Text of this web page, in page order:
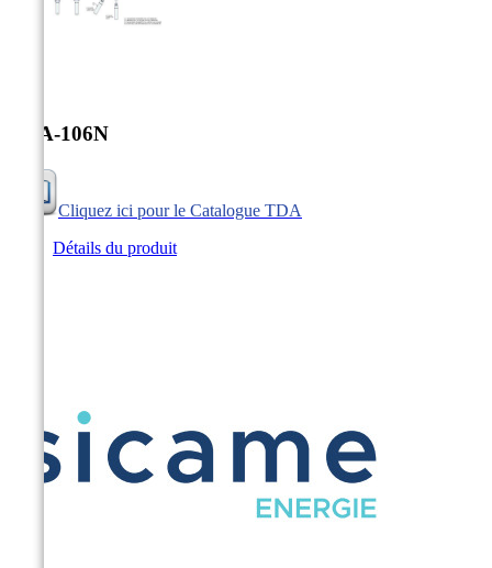
TDA-106N
Cliquez ici pour le Catalogue TDA
Détails du produit